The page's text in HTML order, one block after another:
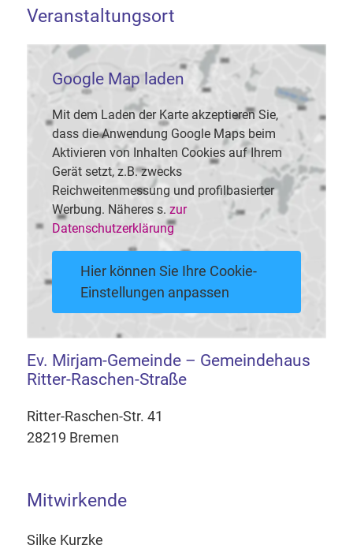
Veranstaltungsort
Google Map laden
Mit dem Laden der Karte akzeptieren Sie,
dass die Anwendung Google Maps beim
Aktivieren von Inhalten Cookies auf Ihrem
Gerät setzt, z.B. zwecks
Reichweitenmessung und profilbasierter
Werbung. Näheres s. zur
Datenschutzerklärung
Hier können Sie Ihre Cookie-
Einstellungen anpassen
Ev. Mirjam-Gemeinde – Gemeindehaus
Ritter-Raschen-Straße
Ritter-Raschen-Str. 41
28219 Bremen
Mitwirkende
Silke Kurzke